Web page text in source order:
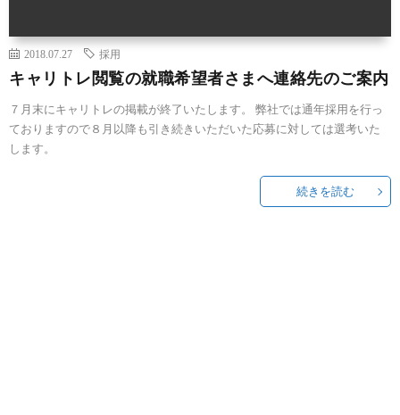
2018.07.27 採用
キャリトレ閲覧の就職希望者さまへ連絡先のご案内
７月末にキャリトレの掲載が終了いたします。 弊社では通年採用を行っ
ておりますので８月以降も引き続きいただいた応募に対しては選考いた
します。
続きを読む